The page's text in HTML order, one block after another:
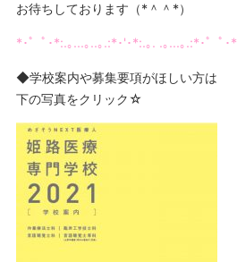
お待ちしております（*＾＾*）
*･゜ﾟ･*:.｡...｡..｡.:*･'･*:.｡. .｡...｡.:*･゜ﾟ･*
◆学校案内や募集要項がほしい方は
下の写真をクリック☆